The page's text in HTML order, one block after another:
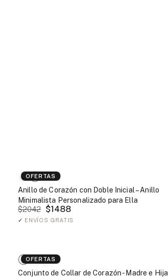
OFERTAS
Anillo de Corazón con Doble Inicial – Anillo
Minimalista Personalizado para Ella
$2042 $1488
✓ ENVÍOS GRATIS
OFERTAS
Conjunto de Collar de Corazón - Madre e Hija